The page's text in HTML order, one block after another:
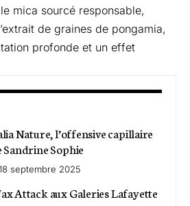
mica sourcé responsable,
de graines de pongamia,
profonde et un effet
Nature, l’offensive capillaire
Sandrine Sophie
septembre 2025
Attack aux Galeries Lafayette